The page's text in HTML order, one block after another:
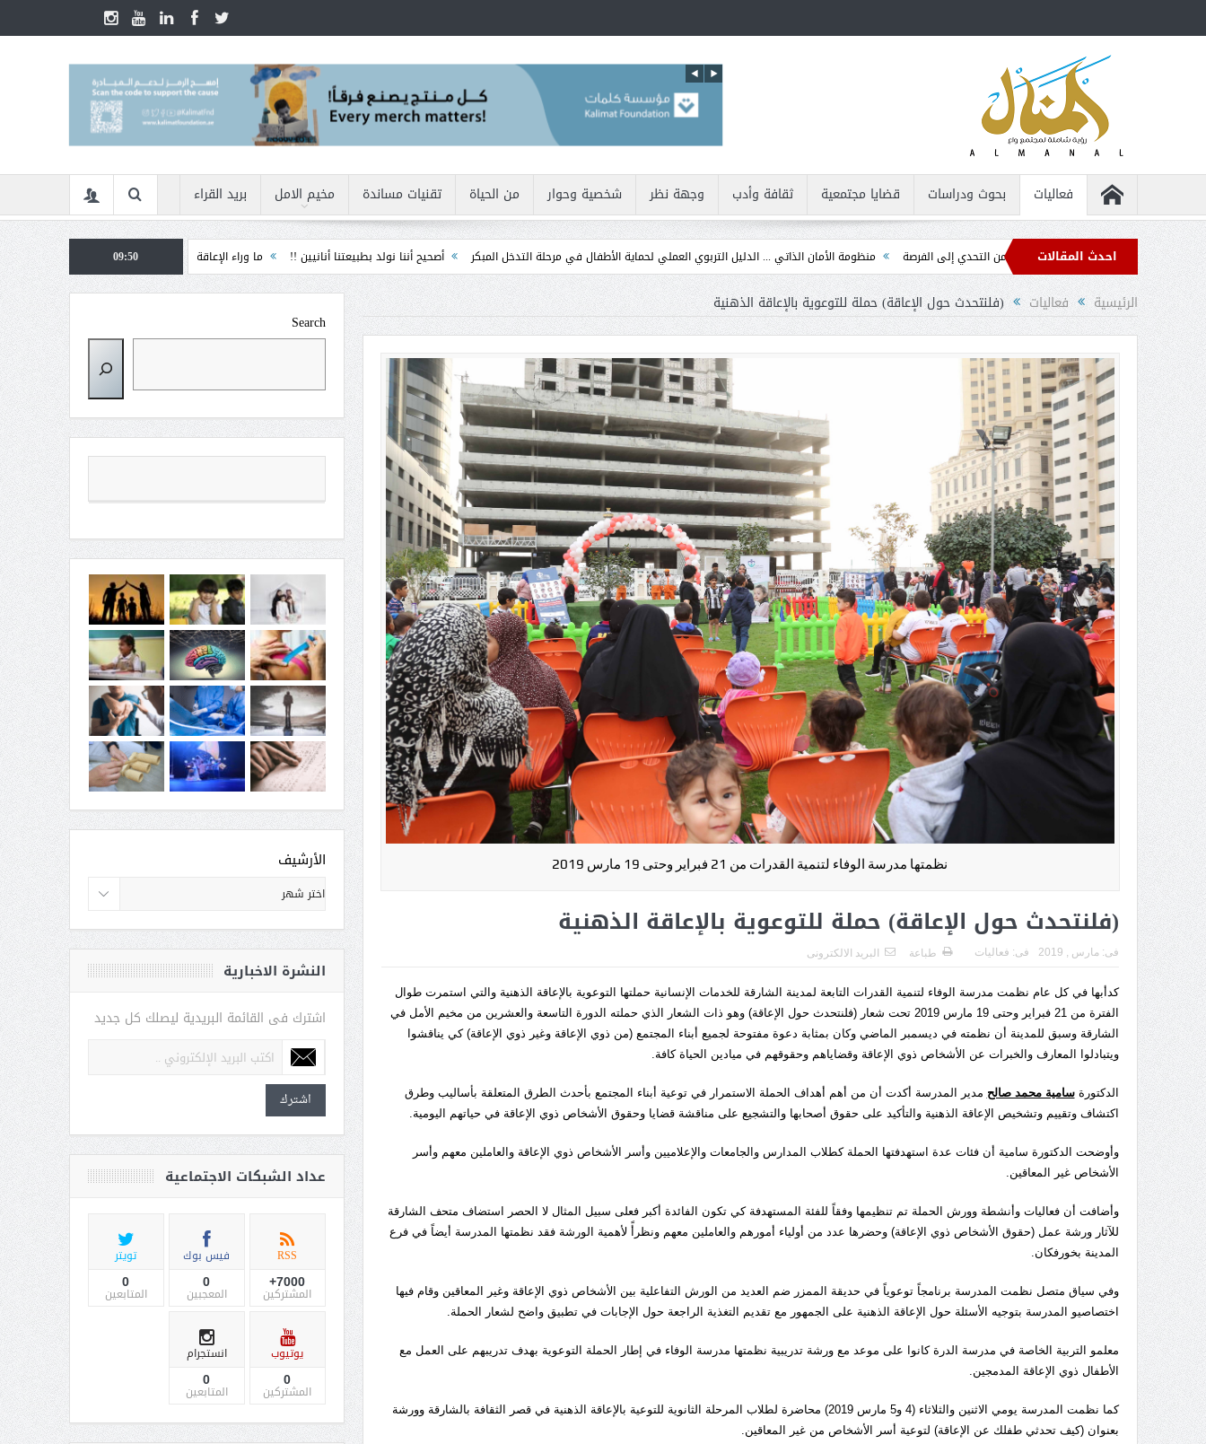
فعاليات بحوث ودراسات قضايا مجتمعية ثقافة وأدب وجهة نظر شخصية وحوار من الحياة تقنيات مساندة مخيم الامل بريد القراء
احدث المقالات
للأشخاص من ذوي الإعاقة ... من التحدي إلى الفرصة منظومة الأمان الذاتي ... الدليل التربوي العملي لحماية الأطفال في مرحلة التدخل المبكر أصحيح أننا نولد بطبيعتنا أنانيين !! ما وراء الإعاقة الأمن السيبراني في زمن الأزمات ... كيف نحمي
09:50
الرئيسية فعاليات (فلنتحدث حول الإعاقة) حملة للتوعوية بالإعاقة الذهنية
نظمتها مدرسة الوفاء لتنمية القدرات من 21 فبراير وحتى 19 مارس 2019
(فلنتحدث حول الإعاقة) حملة للتوعوية بالإعاقة الذهنية
فى:مارس , 2019 فى: فعاليات طباعة البريد الالكترونى
كدأبها في كل عام نظمت مدرسة الوفاء لتنمية القدرات التابعة لمدينة الشارقة للخدمات الإنسانية حملتها التوعوية بالإعاقة الذهنية والتي استمرت طوال
الفترة من 21 فبراير وحتى 19 مارس 2019 تحت شعار (فلنتحدث حول الإعاقة) وهو ذات الشعار الذي حملته الدورة التاسعة والعشرين من مخيم الأمل في
الشارقة وسبق للمدينة أن نظمته في ديسمبر الماضي وكان بمثابة دعوة مفتوحة لجميع أبناء المجتمع (من ذوي الإعاقة وغير ذوي الإعاقة) كي يناقشوا
ويتبادلوا المعارف والخبرات عن الأشخاص ذوي الإعاقة وقضاياهم وحقوقهم في ميادين الحياة كافة.
الدكتورةسامية محمد صالح مدير المدرسة أكدت أن من أهم أهداف الحملة الاستمرار في توعية أبناء المجتمع بأحدث الطرق المتعلقة بأساليب وطرق
اكتشاف وتقييم وتشخيص الإعاقة الذهنية والتأكيد على حقوق أصحابها والتشجيع على مناقشة قضايا وحقوق الأشخاص ذوي الإعاقة في حياتهم اليومية.
وأوضحت الدكتورة سامية أن فئات عدة استهدفتها الحملة كطلاب المدارس والجامعات والإعلاميين وأسر الأشخاص ذوي الإعاقة والعاملين معهم وأسر
الأشخاص غير المعاقين.
وأضافت أن فعاليات وأنشطة وورش الحملة تم تنظيمها وفقاً للفئة المستهدفة كي تكون الفائدة أكبر فعلى سبيل المثال لا الحصر استضاف متحف الشارقة
للآثار ورشة عمل (حقوق الأشخاص ذوي الإعاقة) وحضرها عدد من أولياء أمورهم والعاملين معهم ونظرأً لأهمية الورشة فقد نظمتها المدرسة أيضاً في فرع
المدينة بخورفكان.
وفي سياق متصل نظمت المدرسة برنامجاً توعوياً في حديقة الممزر ضم العديد من الورش التفاعلية بين الأشخاص ذوي الإعاقة وغير المعاقين وقام فيها
اختصاصيو المدرسة بتوجيه الأسئلة حول الإعاقة الذهنية على الجمهور مع تقديم التغذية الراجعة حول الإجابات في تطبيق واضح لشعار الحملة.
معلمو التربية الخاصة في مدرسة الدرة كانوا على موعد مع ورشة تدريبية نظمتها مدرسة الوفاء في إطار الحملة التوعوية بهدف تدريبهم على العمل مع
الأطفال ذوي الإعاقة المدمجين.
كما نظمت المدرسة يومي الاثنين والثلاثاء (4 و5 مارس 2019) محاضرة لطلاب المرحلة الثانوية للتوعية بالإعاقة الذهنية في قصر الثقافة بالشارقة وورشة
بعنوان (كيف تحدثي طفلك عن الإعاقة) لتوعية أسر الأشخاص من غير المعاقين.
Search
الأرشيف
النشرة الاخبارية
اشترك فى القائمة البريدية ليصلك كل جديد
اشترك
عداد الشبكات الاجتماعية
RSS
7000+
المشتركين
فيس بوك
0
المعجبين
تويتر
0
المتابعين
يوتيوب
0
المشتركين
انستجرام
0
المتابعين